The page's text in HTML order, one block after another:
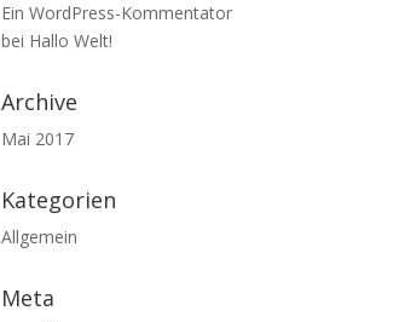
Ein WordPress-Kommentator
bei Hallo Welt!
Archive
Mai 2017
Kategorien
Allgemein
Meta